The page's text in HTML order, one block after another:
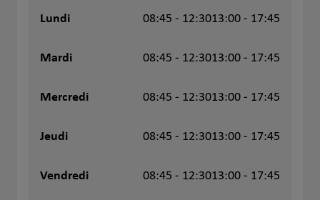
Lundi 08:45 - 12:3013:00 - 17:45
Mardi 08:45 - 12:3013:00 - 17:45
Mercredi 08:45 - 12:3013:00 - 17:45
Jeudi 08:45 - 12:3013:00 - 17:45
Vendredi 08:45 - 12:3013:00 - 17:45